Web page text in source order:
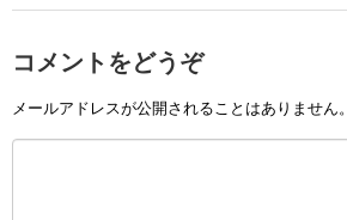
コメントをどうぞ
メールアドレスが公開されることはありません。